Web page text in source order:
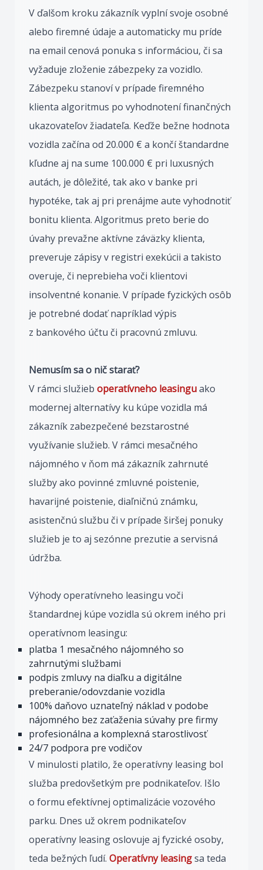
V ďalšom kroku zákazník vyplní svoje osobné
alebo firemné údaje a automaticky mu príde
na email cenová ponuka s informáciou, či sa
vyžaduje zloženie zábezpeky za vozidlo.
Zábezpeku stanoví v prípade firemného
klienta algoritmus po vyhodnotení finančných
ukazovateľov žiadateľa. Keďže bežne hodnota
vozidla začína od 20.000 € a končí štandardne
kľudne aj na sume 100.000 € pri luxusných
autách, je dôležité, tak ako v banke pri
hypotéke, tak aj pri prenájme aute vyhodnotiť
bonitu klienta. Algoritmus preto berie do
úvahy prevažne aktívne záväzky klienta,
preveruje zápisy v registri exekúcii a takisto
overuje, či neprebieha voči klientovi
insolventné konanie. V prípade fyzických osôb
je potrebné dodať napríklad výpis
z bankového účtu či pracovnú zmluvu.
Nemusím sa o nič starať?
V rámci služieb operatívneho leasinguako
modernej alternatívy ku kúpe vozidla má
zákazník zabezpečené bezstarostné
využívanie služieb. V rámci mesačného
nájomného v ňom má zákazník zahrnuté
služby ako povinné zmluvné poistenie,
havarijné poistenie, diaľničnú známku,
asistenčnú službu či v prípade širšej ponuky
služieb je to aj sezónne prezutie a servisná
údržba.
Výhody operatívneho leasingu voči
štandardnej kúpe vozidla sú okrem iného pri
operatívnom leasingu:
platba 1 mesačného nájomného so
zahrnutými službami
podpis zmluvy na diaľku a digitálne
preberanie/odovzdanie vozidla
100% daňovo uznateľný náklad v podobe
nájomného bez zaťaženia súvahy pre firmy
profesionálna a komplexná starostlivosť
24/7 podpora pre vodičov
V minulosti platilo, že operatívny leasing bol
služba predovšetkým pre podnikateľov. Išlo
o formu efektívnej optimalizácie vozového
parku. Dnes už okrem podnikateľov
operatívny leasing oslovuje aj fyzické osoby,
teda bežných ľudí. Operatívny leasingsa teda